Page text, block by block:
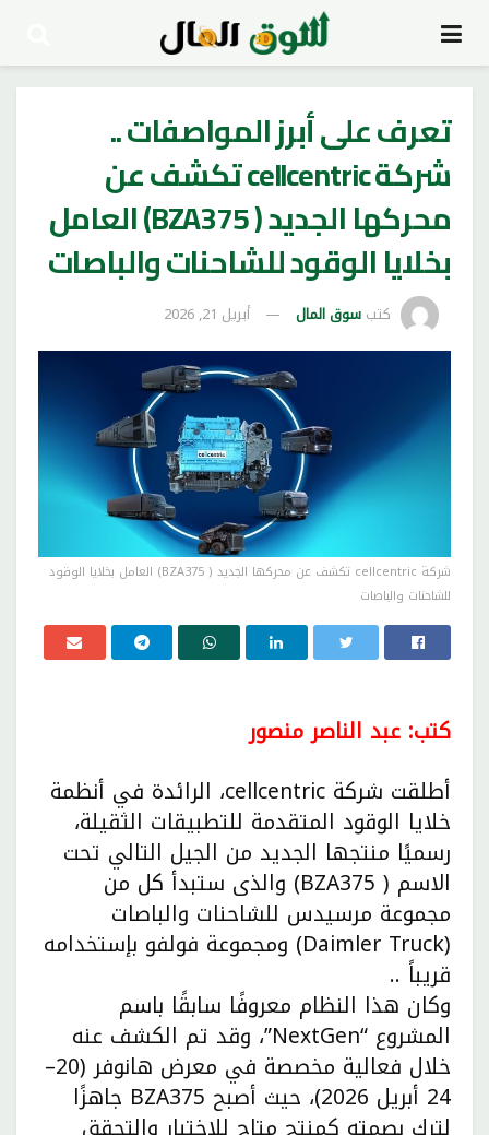
تعرف على أبرز المواصفات ..
شركة cellcentric تكشف عن
محركها الجديد ( BZA375) العامل
بخلايا الوقود للشاحنات والباصات
كتب سوق المال أبريل 21, 2026
شركة cellcentric تكشف عن محركها الجديد ( BZA375) العامل بخلايا الوقود
للشاحنات والباصات
كتب: عبد الناصر منصور
أطلقت شركة cellcentric، الرائدة في أنظمة
خلايا الوقود المتقدمة للتطبيقات الثقيلة،
رسميًا منتجها الجديد من الجيل التالي تحت
الاسم ( BZA375) والذى ستبدأ كل من
مجموعة مرسيدس للشاحنات والباصات
(Daimler Truck) ومجموعة فولفو بإستخدامه
قريباً ..
وكان هذا النظام معروفًا سابقًا باسم
المشروع “NextGen”، وقد تم الكشف عنه
خلال فعالية مخصصة في معرض هانوفر (20–
24 أبريل 2026)، حيث أصبح BZA375 جاهزًا